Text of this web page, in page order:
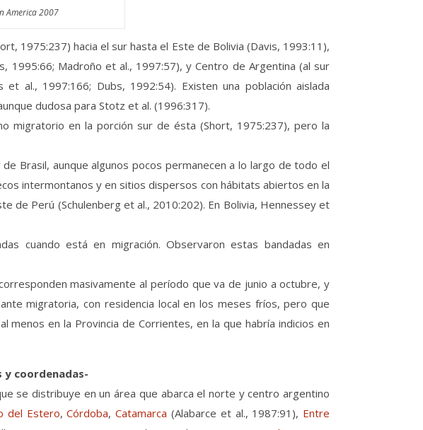
America 2007
1975:237) hacia el sur hasta el Este de Bolivia (Davis, 1993:11),
1995:66; Madroño et al., 1997:57), y Centro de Argentina (al sur
al., 1997:166; Dubs, 1992:54). Existen una población aislada
dudosa para Stotz et al. (1996:317).
migratorio en la porción sur de ésta (Short, 1975:237), pero la
Brasil, aunque algunos pocos permanecen a lo largo de todo el
intermontanos y en sitios dispersos con hábitats abiertos en la
de Perú (Schulenberg et al., 2010:202). En Bolivia, Hennessey et
cuando está en migración. Observaron estas bandadas en
masivamente al período que va de junio a octubre, y
migratoria, con residencia local en los meses fríos, pero que
en la Provincia de Corrientes, en la que habría indicios en
y coordenadas-
se distribuye en un área que abarca el norte y centro argentino
del Estero,Córdoba,Catamarca (Alabarce et al., 1987:91), Entre